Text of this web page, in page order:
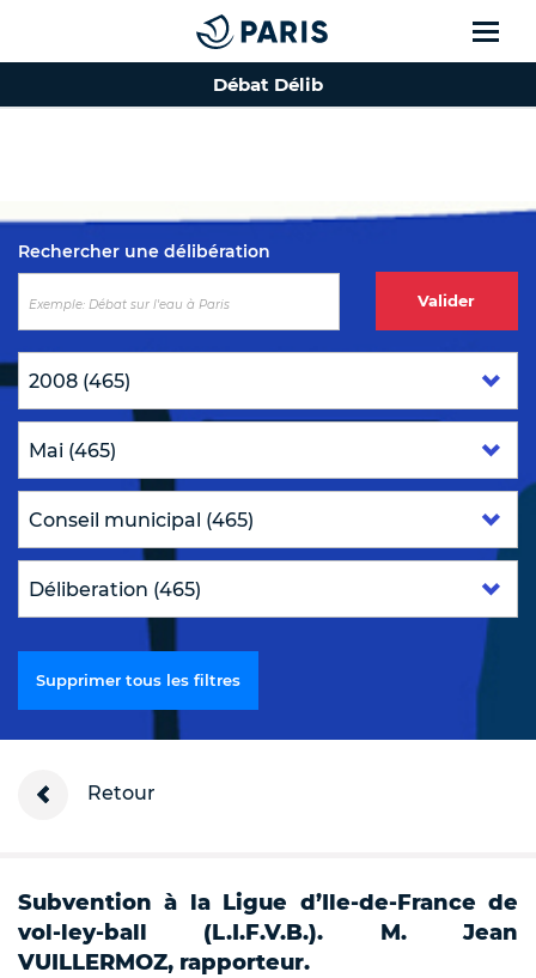
Top of the page
Débat Délib
Rechercher une délibération
Valider
Supprimer tous les filtres
Retour
Subvention à la Ligue d’Ile-de-France de
vol-ley-ball (L.I.F.V.B.). M. Jean
VUILLERMOZ, rapporteur.